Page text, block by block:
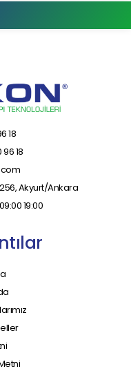
18
18
Akyurt/Ankara
19:00